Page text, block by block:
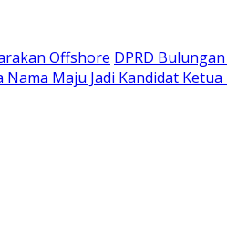
Offshore DPRD
Nama Maju Jadi Kandidat